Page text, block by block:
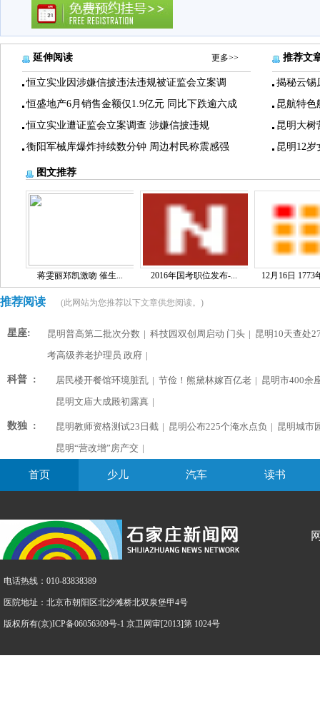
延伸阅读 更多>>
恒立实业因涉嫌信披违法违规被证监会立案调
恒盛地产6月销售金额仅1.9亿元 同比下跌逾六成
恒立实业遭证监会立案调查 涉嫌信披违规
衡阳军械库爆炸持续数分钟 周边村民称震感强
推荐文
揭秘云锡
昆航特色
昆明大树
昆明12
图文推荐
蒋雯丽郑凯激吻 催生... 2016年国考职位发布-... 12月16日 1773
推荐阅读 (此网站为您推荐以下文章供您阅读。)
星座: 昆明普高第二批次分数 | 科技园双创周启动 门头 | 昆明10天查处
考高级养老护理员 政府 |
科普 : 居民楼开餐馆环境脏乱 | 节俭！熊黛林嫁百亿老 | 昆明市400余
昆明文庙大成殿初露真 |
数独 : 昆明教师资格测试23日截 | 昆明公布225个淹水点负 | 昆明城市
昆明“营改增”房产交 |
首页 少儿 汽车 读书
电话热线：010-83838389
医院地址：北京市朝阳区北沙滩桥北双泉堡甲4号
版权所有(京)ICP备06056309号-1 京卫网审[2013]第 1024号